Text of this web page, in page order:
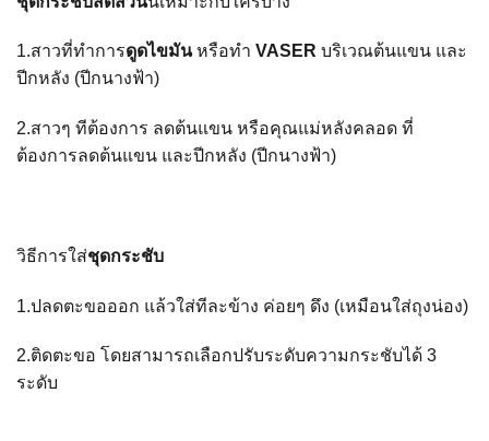
1.สาวที่ทำการดูดไขมันหรือทำ VASER บริเวณต้นแขน และ
ปีกหลัง (ปีกนางฟ้า)
2.สาวๆ ทีต้องการ ลดต้นแขน หรือคุณแม่หลังคลอด ที่
ต้องการลดต้นแขน และปีกหลัง (ปีกนางฟ้า)
วิธีการใส่ชุดกระชับ
1.ปลดตะขอออก แล้วใส่ทีละข้าง ค่อยๆ ดึง (เหมือนใส่ถุงน่อง)
2.ติดตะขอ โดยสามารถเลือกปรับระดับความกระชับได้ 3
ระดับ